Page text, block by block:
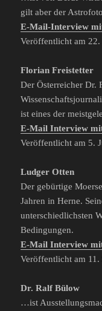
gilt aber der
E-Mail-Interview
Veröffentlicht am
Florian Freistetter
Der Österreicher Dr.
ist eines der
E-Mail Interview
Veröffentlicht am 5.
Ludger Otten
Der gebürtige
Jahren in Herne.
unterschiedlichsten
Bedingungen.
E-Mail Interview
Veröffentlicht am 11.
Dr. Ralf Bülow
…ist